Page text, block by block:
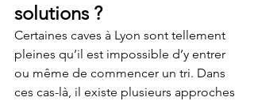
solutions ?
Certaines caves à Lyon sont tellement
pleines qu’il est impossible d’y entrer
ou même de commencer un tri. Dans
ces cas-là, il existe plusieurs approches